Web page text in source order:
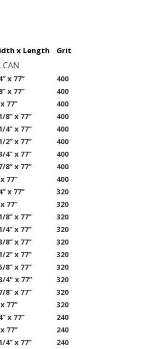
x Length Grit
x 77”
400
x 77”
400
77”
400
8” x 77”
400
4” x 77”
400
2” x 77”
400
4” x 77”
400
8” x 77”
400
77”
400
x 77”
320
77”
320
8” x 77”
320
4” x 77”
320
8” x 77”
320
2” x 77”
320
8” x 77”
320
4" x 77”
320
8” x 77”
320
77”
320
x 77”
240
77”
240
4” x 77”
240